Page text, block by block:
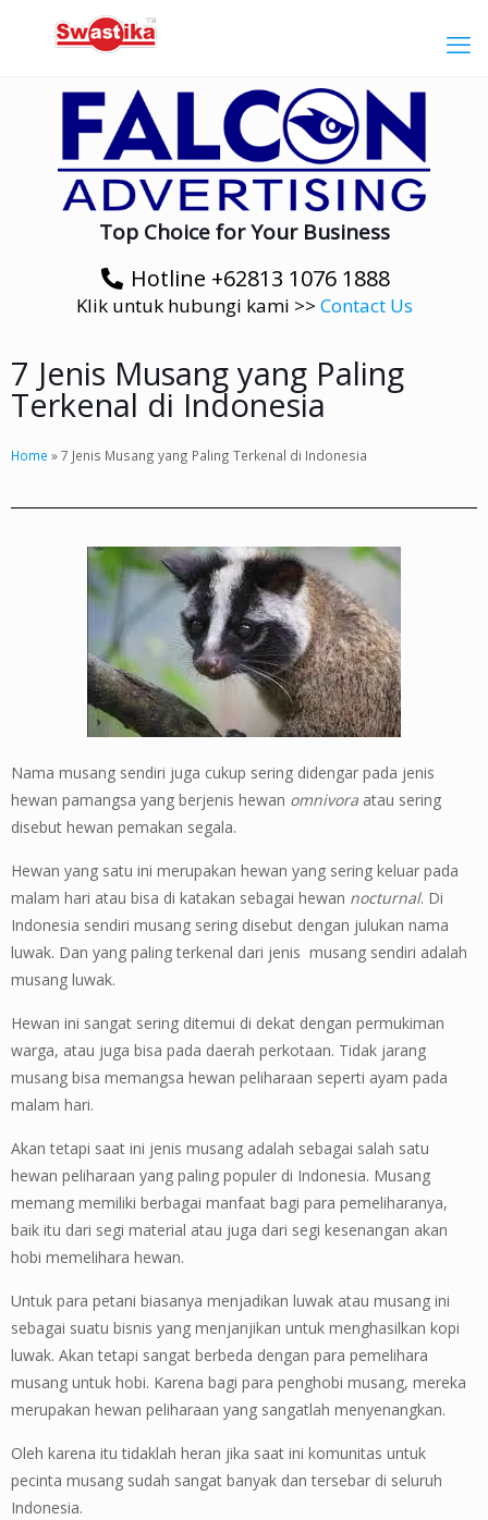
Top Choice for Your Business
Hotline +62813 1076 1888
Klik untuk hubungi kami >> Contact Us
7 Jenis Musang yang Paling
Terkenal di Indonesia
Home »7 Jenis Musang yang Paling Terkenal di Indonesia
Nama musang sendiri juga cukup sering didengar pada jenis
hewan pamangsa yang berjenis hewan omnivora atau sering
disebut hewan pemakan segala.
Hewan yang satu ini merupakan hewan yang sering keluar pada
malam hari atau bisa di katakan sebagai hewan nocturnal. Di
Indonesia sendiri musang sering disebut dengan julukan nama
luwak. Dan yang paling terkenal dari jenis musang sendiri adalah
musang luwak.
Hewan ini sangat sering ditemui di dekat dengan permukiman
warga, atau juga bisa pada daerah perkotaan. Tidak jarang
musang bisa memangsa hewan peliharaan seperti ayam pada
malam hari.
Akan tetapi saat ini jenis musang adalah sebagai salah satu
hewan peliharaan yang paling populer di Indonesia. Musang
memang memiliki berbagai manfaat bagi para pemeliharanya,
baik itu dari segi material atau juga dari segi kesenangan akan
hobi memelihara hewan.
Untuk para petani biasanya menjadikan luwak atau musang ini
sebagai suatu bisnis yang menjanjikan untuk menghasilkan kopi
luwak. Akan tetapi sangat berbeda dengan para pemelihara
musang untuk hobi. Karena bagi para penghobi musang, mereka
merupakan hewan peliharaan yang sangatlah menyenangkan.
Oleh karena itu tidaklah heran jika saat ini komunitas untuk
pecinta musang sudah sangat banyak dan tersebar di seluruh
Indonesia.